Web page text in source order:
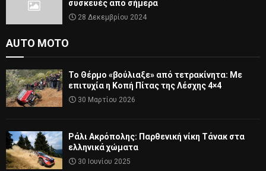
συσκευές από σήμερα
28 Δεκεμβρίου 2024
AUTO MOTO
Το Θέρμο «βούλιαξε» από τετρακίνητα: Με
επιτυχία η Κοπή Πίτας της Λέσχης 4×4
30 Μαρτίου 2026
Ράλι Ακρόπολης: Παρθενική νίκη Τάνακ στα
ελληνικά χώματα
30 Ιουνίου 2025